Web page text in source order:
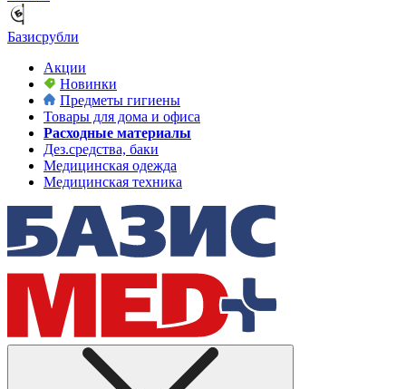
Базисрубли
Акции
Новинки
Предметы гигиены
Товары для дома и офиса
Расходные материалы
Дез.средства, баки
Медицинская одежда
Медицинская техника